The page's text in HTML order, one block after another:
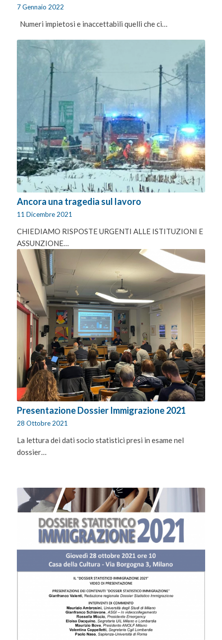
7 Gennaio 2022
Numeri impietosi e inaccettabili quelli che ci…
Ancora una tragedia sul lavoro
11 Dicembre 2021
CHIEDIAMO RISPOSTE URGENTI ALLE ISTITUZIONI E
ASSUNZIONE…
Presentazione Dossier Immigrazione 2021
28 Ottobre 2021
La lettura dei dati socio statistici presi in esame nel
dossier…